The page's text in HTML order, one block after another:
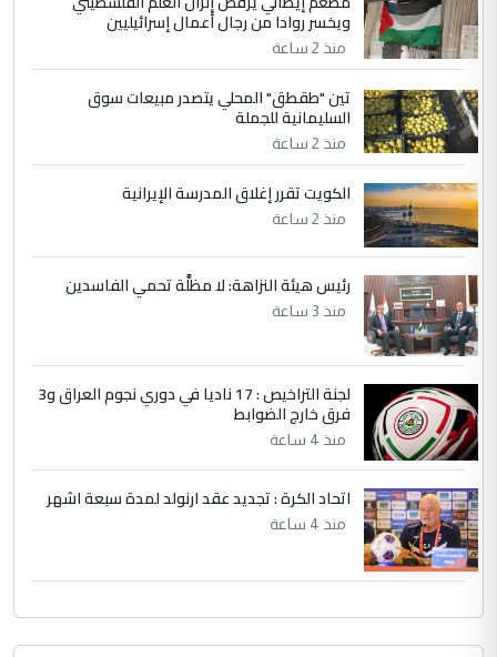
الموضوع :
الجواهري يرد على صدام حسين سل
مضجعيك يابن الزنا (نص كامل)
حيدر عاشور
التعليق : تحياتي لك استاذ حامدتركان. كلام
دقيق ومسؤول؛ فالاستثمار الحقيقي للإنسان
وثروات البلد يعتمد على الكفاءة ...
الموضوع :
بين الإهمال واغتصاب الأرض.. بلاد
الرافدين تعاني الجفاف والتصحر!!
ويخسر روادا من رجال أعمال إسرائيليين
منذ 2 ساعة
تين "طقطق" المحلي يتصدر مبيعات سوق
السليمانية للجملة
منذ 2 ساعة
الكويت تقرر إغلاق المدرسة الإيرانية
منذ 2 ساعة
رئيس هيئة النزاهة: لا مظلَّة تحمي الفاسدين
منذ 3 ساعة
لجنة التراخيص : 17 ناديا في دوري نجوم العراق و3
فرق خارج الضوابط
منذ 4 ساعة
اتحاد الكرة : تجديد عقد ارنولد لمدة سبعة اشهر
منذ 4 ساعة